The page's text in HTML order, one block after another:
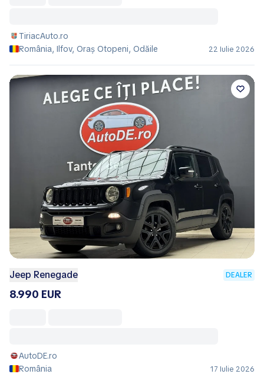
TiriacAuto.ro
România, Ilfov, Oraş Otopeni, Odăile
22 Iulie 2026
Jeep Renegade DEALER
8.990 EUR
AutoDE.ro
România
17 Iulie 2026